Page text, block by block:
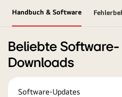
Handbuch & Software
Beliebte Software-
Downloads
Software-Updates